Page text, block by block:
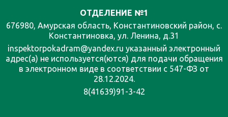
ОТДЕЛЕНИЕ №1
676980, Амурская область, Константиновский район, с.
Константиновка, ул. Ленина, д.31
inspektorpokadram@yandex.ru указанный электронный
адрес(а) не используется(ются) для подачи обращения
в электронном виде в соответствии с 547-ФЗ от
28.12.2024.
8(41639)91-3-42